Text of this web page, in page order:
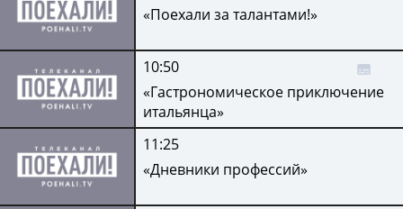
«Поехали за талантами!»
10:50
«Гастрономическое приключение
итальянца»
11:25
«Дневники профессий»